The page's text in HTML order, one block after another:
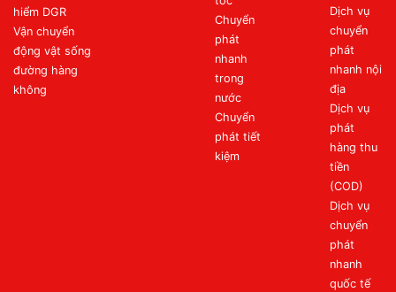
hiểm DGR
Vận chuyển
động vật sống
đường hàng
không
Chuyển
phát
nhanh
trong
nước
Chuyển
phát tiết
kiệm
Dịch vụ
chuyển
phát
nhanh nội
địa
Dịch vụ
phát
hàng thu
tiền
(COD)
Dịch vụ
chuyển
phát
nhanh
quốc tế